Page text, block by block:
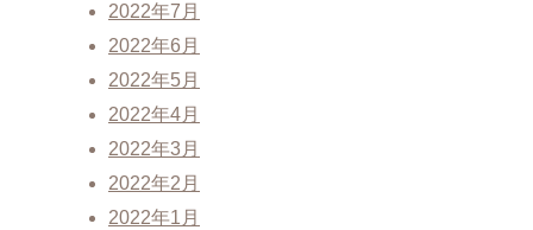
2022年7月
2022年6月
2022年5月
2022年4月
2022年3月
2022年2月
2022年1月